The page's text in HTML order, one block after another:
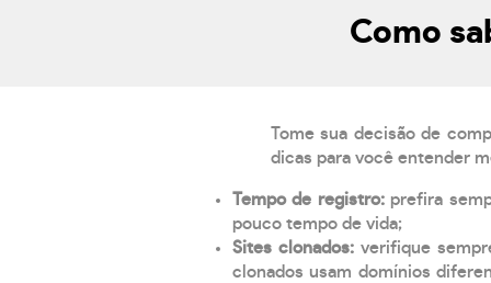
Como
Tome sua decisão de
dicas para você entender
Tempo de registro: prefira
pouco tempo de vida;
Sites clonados: verifique
clonados usam domínios